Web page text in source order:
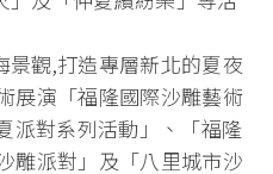
觀,打造專層新北的夏夜
展演「福隆國際沙雕藝術
派對系列活動」、「福隆
雕派對」及「八里城市沙